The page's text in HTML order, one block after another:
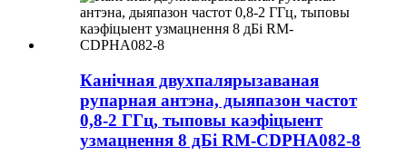
Канічная двухпалярызаваная
рупарная антэна, дыяпазон частот
0,8-2 ГГц, тыповы каэфіцыент
узмацнення 8 дБі RM-CDPHA082-8